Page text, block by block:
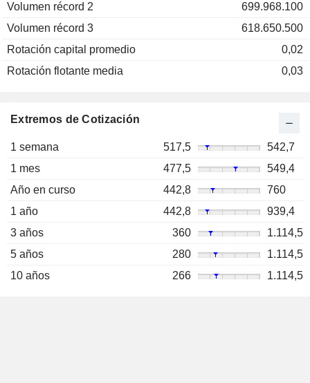
Volumen récord 2
699.968.100
Volumen récord 3
618.650.500
Rotación capital promedio
0,02
Rotación flotante media
0,03
Extremos de Cotización
1 semana 517,5
542,7
1 mes
477,5
549,4
Año en curso
442,8
760
1 año
442,8
939,4
3 años
360
1.114,5
5 años
280
1.114,5
10 años
266 1.114,5